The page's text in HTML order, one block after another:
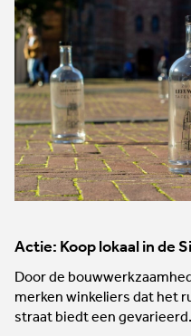
Actie: Koop lokaal in de
Door de
merken winkeliers dat het
straat biedt een